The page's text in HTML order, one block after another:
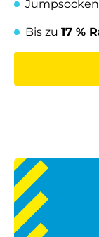
Jumpsocken
Bis zu 17 %